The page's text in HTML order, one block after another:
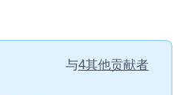
与4其他贡献者